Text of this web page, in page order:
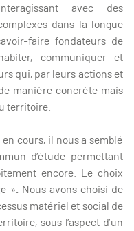
avec des
dans la longue
faire fondateurs de
communiquer et
qui, par leurs actions et
manière concrète mais
territoire.
cours, il nous a semblé
d’étude permettant
encore. Le choix
». Nous avons choisi de
matériel et social de
sous l’aspect d’un